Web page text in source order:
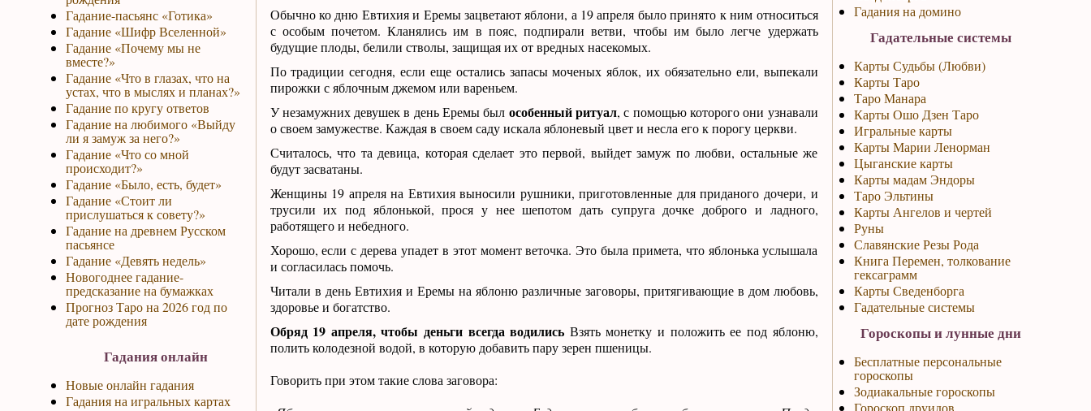
Гадание-пасьянс «Готика»
Гадание «Шифр Вселенной»
Гадание «Почему мы не
вместе?»
Гадание «Что в глазах, что на
устах, что в мыслях и планах?»
Гадание по кругу ответов
Гадание на любимого «Выйду
ли я замуж за него?»
Гадание «Что со мной
происходит?»
Гадание «Было, есть, будет»
Гадание «Стоит ли
прислушаться к совету?»
Гадание на древнем Русском
пасьянсе
Гадание «Девять недель»
Новогоднее гадание-
предсказание на бумажках
Прогноз Таро на 2026 год по
дате рождения
Гадания онлайн
Новые онлайн гадания
Гадания на игральных картах
Обычно ко дню Евтихия и Еремы зацветают яблони, а 19 апреля было принято к ним относиться
с особым почетом. Кланялись им в пояс, подпирали ветви, чтобы им было легче удержать
будущие плоды, белили стволы, защищая их от вредных насекомых.
По традиции сегодня, если еще остались запасы моченых яблок, их обязательно ели, выпекали
пирожки с яблочным джемом или вареньем.
У незамужних девушек в день Еремы был особенный ритуал, с помощью которого они узнавали
о своем замужестве. Каждая в своем саду искала яблоневый цвет и несла его к порогу церкви.
Считалось, что та девица, которая сделает это первой, выйдет замуж по любви, остальные же
будут засватаны.
Женщины 19 апреля на Евтихия выносили рушники, приготовленные для приданого дочери, и
трусили их под яблонькой, прося у нее шепотом дать супруга дочке доброго и ладного,
работящего и небедного.
Хорошо, если с дерева упадет в этот момент веточка. Это была примета, что яблонька услышала
и согласилась помочь.
Читали в день Евтихия и Еремы на яблоню различные заговоры, притягивающие в дом любовь,
здоровье и богатство.
Обряд 19 апреля, чтобы деньги всегда водились Взять монетку и положить ее под яблоню,
полить колодезной водой, в которую добавить пару зерен пшеницы.
Говорить при этом такие слова заговора:
Гадания на домино
Гадательные системы
Карты Судьбы (Любви)
Карты Таро
Таро Манара
Карты Ошо Дзен Таро
Игральные карты
Карты Марии Ленорман
Цыганские карты
Карты мадам Эндоры
Таро Эльтины
Карты Ангелов и чертей
Руны
Славянские Резы Рода
Книга Перемен, толкование
гексаграмм
Карты Сведенборга
Гадательные системы
Гороскопы и лунные дни
Бесплатные персональные
гороскопы
Зодиакальные гороскопы
Гороскоп друидов